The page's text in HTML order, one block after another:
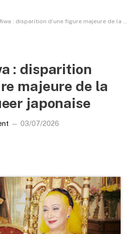
: disparition d’une figure majeure de la culture queer japonaise
: disparition
majeure de la
japonaise
03/07/2026